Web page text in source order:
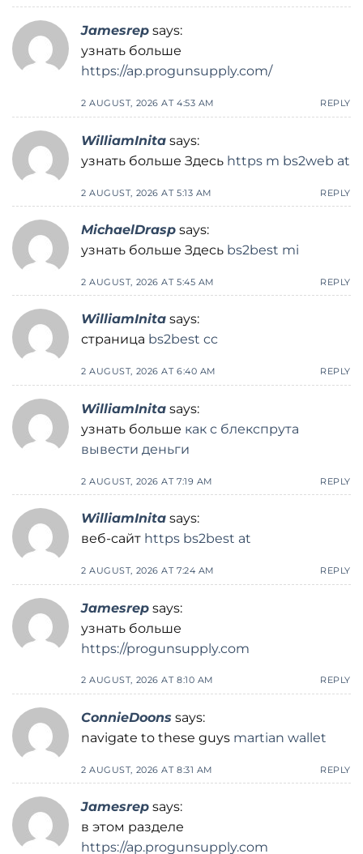
Jamesrep says:
узнать больше
https://ap.progunsupply.com/
2 AUGUST, 2026 AT 4:53 AM REPLY
WilliamInita says:
узнать больше Здесь https m bs2web at
2 AUGUST, 2026 AT 5:13 AM REPLY
MichaelDrasp says:
узнать больше Здесь bs2best mi
2 AUGUST, 2026 AT 5:45 AM REPLY
WilliamInita says:
страница bs2best cc
2 AUGUST, 2026 AT 6:40 AM REPLY
WilliamInita says:
узнать больше как с блекспрута
вывести деньги
2 AUGUST, 2026 AT 7:19 AM REPLY
WilliamInita says:
веб-сайт https bs2best at
2 AUGUST, 2026 AT 7:24 AM REPLY
Jamesrep says:
узнать больше
https://progunsupply.com
2 AUGUST, 2026 AT 8:10 AM REPLY
ConnieDoons says:
navigate to these guys martian wallet
2 AUGUST, 2026 AT 8:31 AM REPLY
Jamesrep says:
в этом разделе
https://ap.progunsupply.com